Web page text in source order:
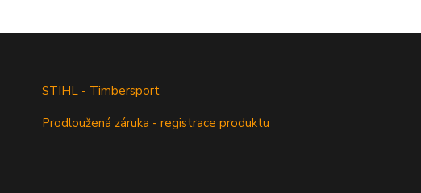
STIHL - Timbersport
Prodloužená záruka - registrace produktu